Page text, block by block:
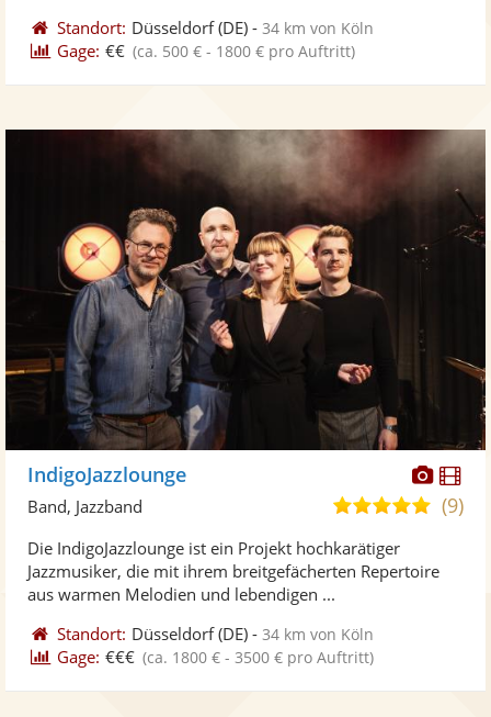
Standort: Düsseldorf(DE) -34 km von Köln
Gage: €€ (ca. 500 € - 1800 € pro Auftritt)
IndigoJazzlounge
5,0(9)
Band, Jazzband
Die IndigoJazzlounge ist ein Projekt hochkarätiger
Jazzmusiker, die mit ihrem breitgefächerten Repertoire
aus warmen Melodien und lebendigen ...
Standort: Düsseldorf(DE) -34 km von Köln
Gage: €€€ (ca. 1800 € - 3500 € pro Auftritt)